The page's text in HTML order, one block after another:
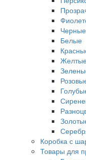
Черные
Белые
Коробка с
Товары для